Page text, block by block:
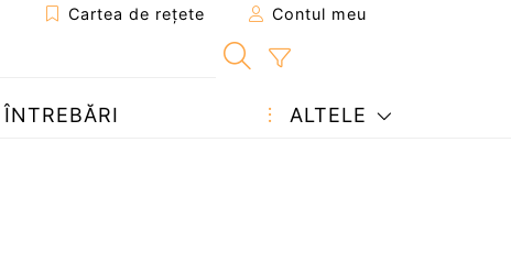
Cartea de rețete Contul meu
ÎNTREBĂRI ALTELE